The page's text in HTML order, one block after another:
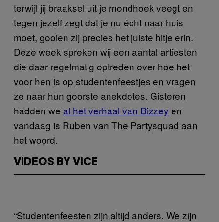
terwijl jij braaksel uit je mondhoek veegt en
tegen jezelf zegt dat je nu écht naar huis
moet, gooien zij precies het juiste hitje erin.
Deze week spreken wij een aantal artiesten
die daar regelmatig optreden over hoe het
voor hen is op studentenfeestjes en vragen
ze naar hun goorste anekdotes. Gisteren
hadden we al het verhaal van Bizzey en
vandaag is Ruben van The Partysquad aan
het woord.
VIDEOS BY VICE
“Studentenfeesten zijn altijd anders. We zijn